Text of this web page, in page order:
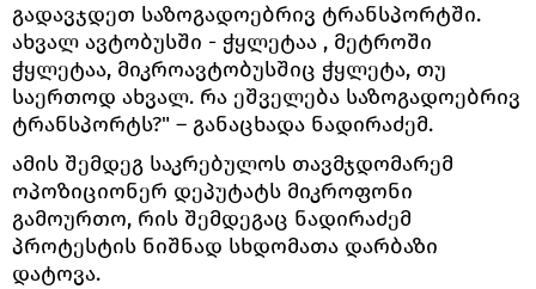
გადავჯდეთ საზოგადოებრივ ტრანსპორტში.
ახვალ ავტობუსში - ჭყლეტაა , მეტროში
ჭყლეტაა, მიკროავტობუსშიც ჭყლეტა, თუ
საერთოდ ახვალ. რა ეშველება საზოგადოებრივ
ტრანსპორტს?" – განაცხადა ნადირაძემ.
ამის შემდეგ საკრებულოს თავმჯდომარემ
ოპოზიციონერ დეპუტატს მიკროფონი
გამოურთო, რის შემდეგაც ნადირაძემ
პროტესტის ნიშნად სხდომათა დარბაზი
დატოვა.